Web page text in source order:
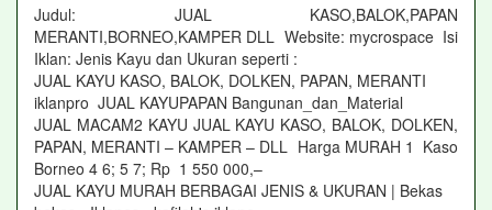
Judul: JUAL KASO,BALOK,PAPAN
MERANTI,BORNEO,KAMPER DLL Website: mycrospace Isi
Iklan: Jenis Kayu dan Ukuran seperti :
JUAL KAYU KASO, BALOK, DOLKEN, PAPAN, MERANTI
iklanpro JUAL KAYUPAPAN Bangunan_dan_Material
JUAL MACAM2 KAYU JUAL KAYU KASO, BALOK, DOLKEN,
PAPAN, MERANTI – KAMPER – DLL Harga MURAH 1 Kaso
Borneo 4 6; 5 7; Rp 1 550 000,–
JUAL KAYU MURAH BERBAGAI JENIS & UKURAN | Bekas